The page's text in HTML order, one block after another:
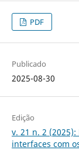
PDF
Publicado
2025-08-30
Edição
v. 21 n. 2
interfaces com